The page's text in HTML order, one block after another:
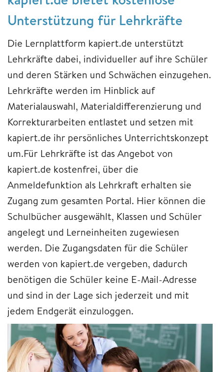
Unterstützung für Lehrkräfte
Die Lernplattform kapiert.de unterstützt
Lehrkräfte dabei, individueller auf ihre Schüler
und deren Stärken und Schwächen einzugehen.
Lehrkräfte werden im Hinblick auf
Materialauswahl, Materialdifferenzierung und
Korrekturarbeiten entlastet und setzen mit
kapiert.de ihr persönliches Unterrichtskonzept
um.Für Lehrkräfte ist das Angebot von
kapiert.de kostenfrei, über die
Anmeldefunktion als Lehrkraft erhalten sie
Zugang zum gesamten Portal. Hier können die
Schulbücher ausgewählt, Klassen und Schüler
angelegt und Lerneinheiten zugewiesen
werden. Die Zugangsdaten für die Schüler
werden von kapiert.de vergeben, dadurch
benötigen die Schüler keine E-Mail-Adresse
und sind in der Lage sich jederzeit und mit
jedem Endgerät einzuloggen.